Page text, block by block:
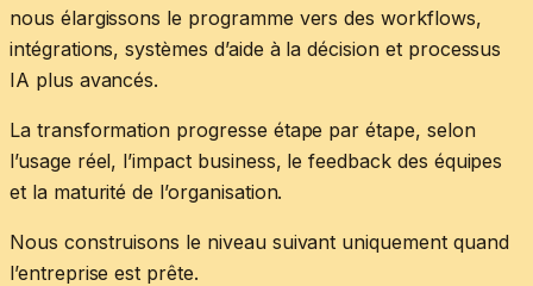
nous élargissons le programme vers des workflows,
intégrations, systèmes d’aide à la décision et processus
IA plus avancés.
La transformation progresse étape par étape, selon
l’usage réel, l’impact business, le feedback des équipes
et la maturité de l’organisation.
Nous construisons le niveau suivant uniquement quand
l’entreprise est prête.